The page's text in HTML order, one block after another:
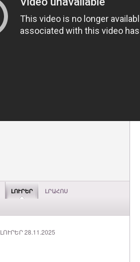
ԼՈՒՐԵՐ ԼՐԱՀՈՍ
ԼՈՒՐԵՐ 28.11.2025